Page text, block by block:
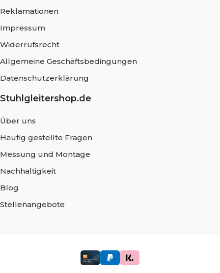
Reklamationen
Impressum
Widerrufsrecht
Allgemeine Geschäftsbedingungen
Datenschutzerklärung
Stuhlgleitershop.de
Über uns
Häufig gestellte Fragen
Messung und Montage
Nachhaltigkeit
Blog
Stellenangebote